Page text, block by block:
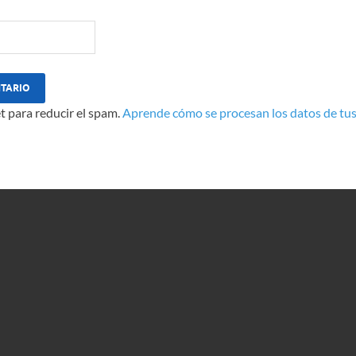
para reducir el spam.Aprende cómo se procesan los datos de